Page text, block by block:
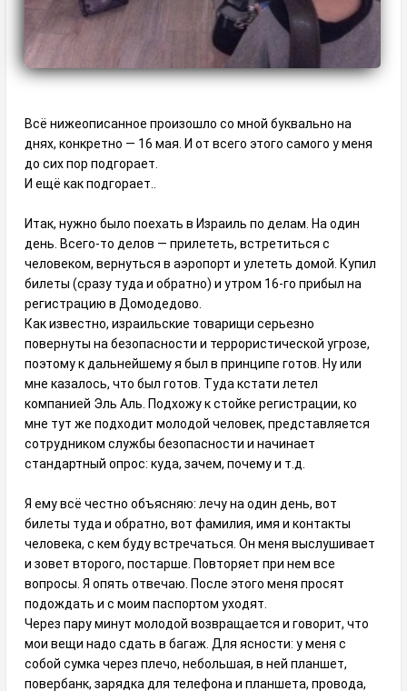
Всё нижеописанное произошло со мной буквально на
днях, конкретно — 16 мая. И от всего этого самого у меня
до сих пор подгорает.
И ещё как подгорает..
Итак, нужно было поехать в Израиль по делам. На один
день. Всего-то делов — прилететь, встретиться с
человеком, вернуться в аэропорт и улететь домой. Купил
билеты (сразу туда и обратно) и утром 16-го прибыл на
регистрацию в Домодедово.
Как известно, израильские товарищи серьезно
повернуты на безопасности и террористической угрозе,
поэтому к дальнейшему я был в принципе готов. Ну или
мне казалось, что был готов. Туда кстати летел
компанией Эль Аль. Подхожу к стойке регистрации, ко
мне тут же подходит молодой человек, представляется
сотрудником службы безопасности и начинает
стандартный опрос: куда, зачем, почему и т.д.
Я ему всё честно объясняю: лечу на один день, вот
билеты туда и обратно, вот фамилия, имя и контакты
человека, с кем буду встречаться. Он меня выслушивает
и зовет второго, постарше. Повторяет при нем все
вопросы. Я опять отвечаю. После этого меня просят
подождать и с моим паспортом уходят.
Через пару минут молодой возвращается и говорит, что
мои вещи надо сдать в багаж. Для ясности: у меня с
собой сумка через плечо, небольшая, в ней планшет,
повербанк, зарядка для телефона и планшета, провода,